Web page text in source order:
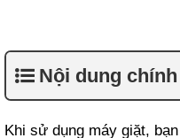
Nội dung chính
Khi sử dụng máy giặt,